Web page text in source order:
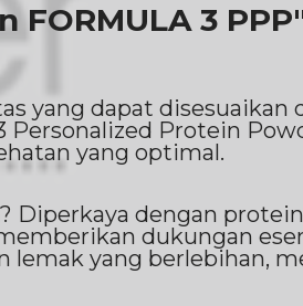
3
yang dapat disesuaikan
Protein
yang optimal.
dengan
dukungan
yang berlebihan,